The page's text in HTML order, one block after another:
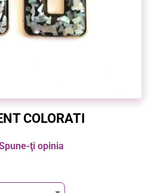
COLORATI
ţi opinia